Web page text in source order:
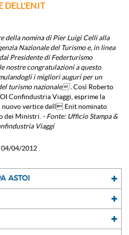
DELL'ENIT
nomina di Pier Luigi Celli alla
Nazionale del Turismo e, in linea
Presidente di Federturismo
nostre congratulazioni a questo
i migliori auguri per un
turismo nazionale .Così Roberto
Confindustria Viaggi, esprime la
nuovo vertice dell Enit nominato
dei Ministri. - Fonte: Ufficio Stampa &
Viaggi
04/04/2012
ASTOI